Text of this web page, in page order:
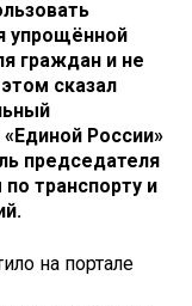
упрощённой
граждан и не
сказал
России»
председателя
транспорту и
на портале